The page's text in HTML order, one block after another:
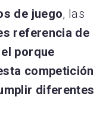
de juego, las
referencia de
porque
competición
diferentes